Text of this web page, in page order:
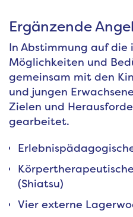
Ergänzende
In Abstimmung auf die
Möglichkeiten und
gemeinsam mit den
und jungen
Zielen und
gearbeitet.
(Shiatsu)
Vier externe